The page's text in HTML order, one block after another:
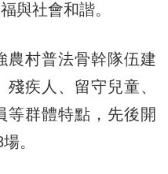
與社會和諧。
村普法骨幹隊伍建
疾人、留守兒童、
等群體特點，先後開
。